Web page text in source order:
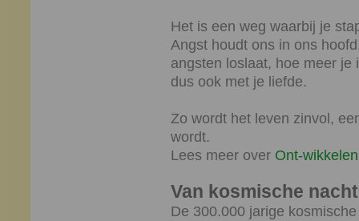
Het is een weg waarbij je
Angst houdt ons in ons
angsten loslaat, hoe meer
dus ook met je liefde.
Zo wordt het leven zinvol,
wordt.
Lees meer over Ont-wikkelen
Van kosmische
De 300.000 jarige